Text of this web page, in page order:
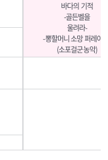
바다의 기적
-골든벨을
울려라-
-뽕할머니 소망 퍼레이
(소포걸군농악)